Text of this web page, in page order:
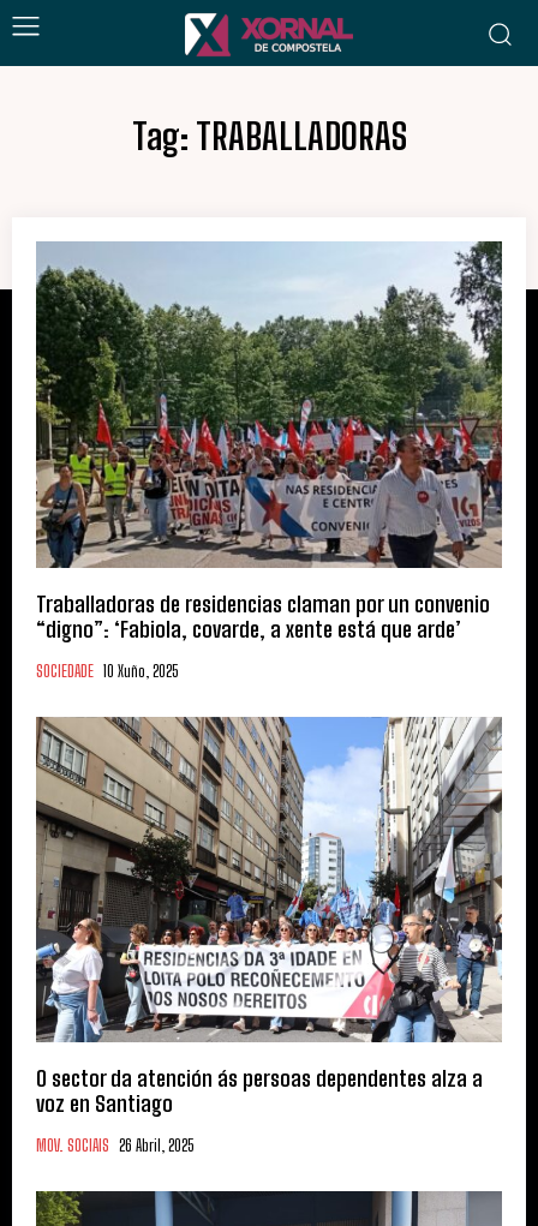
Tag: TRABALLADORAS
Traballadoras de residencias claman por un convenio
“digno”: ‘Fabiola, covarde, a xente está que arde’
SOCIEDADE 10 Xuño, 2025
O sector da atención ás persoas dependentes alza a
voz en Santiago
MOV. SOCIAIS 26 Abril, 2025